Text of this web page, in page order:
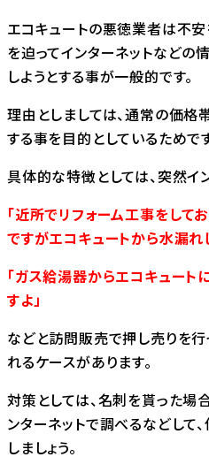
エコキュートの悪徳業者は不
を迫ってインターネットなど
しようとする事が一般的です。
理由としましては、通常の価
する事を目的としているためで
具体的な特徴としては、突然イ
「近所でリフォーム工事をして
ですがエコキュートから水漏れ
「ガス給湯器からエコキュー
すよ」
などと訪問販売で押し売りを
れるケースがあります。
対策としては、名刺を貰った場
ンターネットで調べるなどして
しましょう。